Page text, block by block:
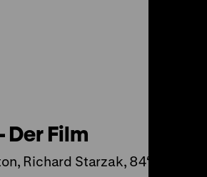
Der Film
Richard Starzak, 84‘ · DCP,